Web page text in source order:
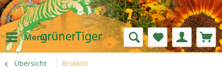
Menü
Übersicht Brokkoli